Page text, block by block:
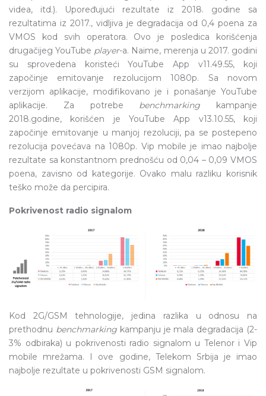
videa, itd.). Upoređujući rezultate iz 2018. godine sa
rezultatima iz 2017., vidljiva je degradacija od 0,4 poena za
VMOS kod svih operatora. Ovo je posledica korišćenja
drugačijeg YouTube player-a. Naime, merenja u 2017. godini
su sprovedena koristeći YouTube App v11.49.55, koji
započinje emitovanje rezolucijom 1080p. Sa novom
verzijom aplikacije, modifikovano je i ponašanje YouTube
aplikacije. Za potrebe benchmarking kampanje
2018.godine, korišćen je YouTube App v13.10.55, koji
započinje emitovanje u manjoj rezoluciji, pa se postepeno
rezolucija povećava na 1080p. Vip mobile je imao najbolje
rezultate sa konstantnom prednošću od 0,04 – 0,09 VMOS
poena, zavisno od kategorije. Ovako malu razliku korisnik
teško može da percipira.
Pokrivenost radio signalom
Kod 2G/GSM tehnologije, jedina razlika u odnosu na
prethodnu benchmarkingkampanju je mala degradacija (2-
3% odbiraka) u pokrivenosti radio signalom u Telenor i Vip
mobile mrežama. I ove godine, Telekom Srbija je imao
najbolje rezultate u pokrivenosti GSM signalom.